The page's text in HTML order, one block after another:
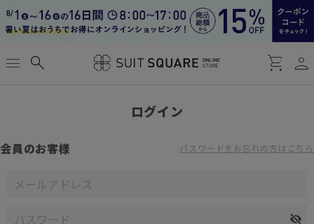
menu search shopping_cart person
ログイン
会員のお客様 パスワードをお忘れの方はこちら